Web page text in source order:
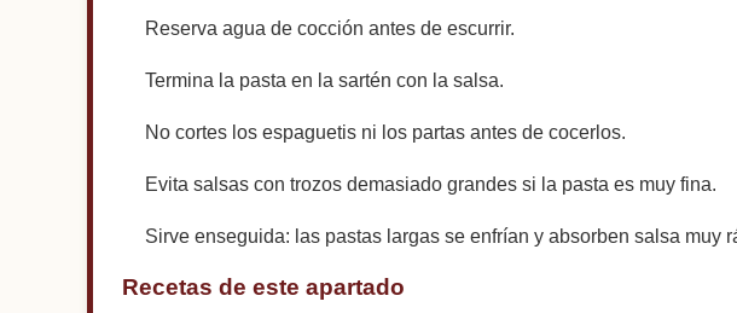
Reserva agua de cocción antes de escurrir.
Termina la pasta en la sartén con la salsa.
No cortes los espaguetis ni los partas antes de cocerlos.
Evita salsas con trozos demasiado grandes si la pasta es muy fina.
Sirve enseguida: las pastas largas se enfrían y absorben salsa muy
Recetas de este apartado